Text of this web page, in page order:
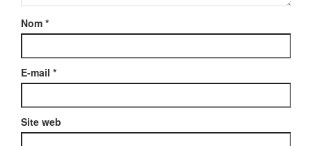
Nom *
E-mail *
Site web